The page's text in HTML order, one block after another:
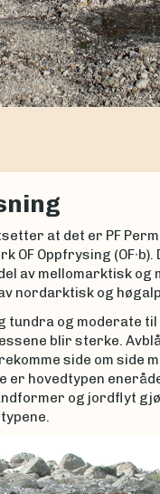
at det er PF
Oppfrysing (OF∙b).
av mellomarktisk og
nordarktisk og
tundra og moderate til
blir sterke.
side om side
er hovedtypen
og jordflyt